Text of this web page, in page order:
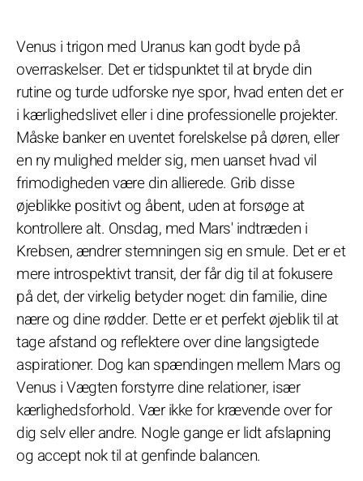
Venus i trigon med Uranus kan godt byde på
overraskelser. Det er tidspunktet til at bryde din
rutine og turde udforske nye spor, hvad enten det er
i kærlighedslivet eller i dine professionelle projekter.
Måske banker en uventet forelskelse på døren, eller
en ny mulighed melder sig, men uanset hvad vil
frimodigheden være din allierede. Grib disse
øjeblikke positivt og åbent, uden at forsøge at
kontrollere alt. Onsdag, med Mars' indtræden i
Krebsen, ændrer stemningen sig en smule. Det er et
mere introspektivt transit, der får dig til at fokusere
på det, der virkelig betyder noget: din familie, dine
nære og dine rødder. Dette er et perfekt øjeblik til at
tage afstand og reflektere over dine langsigtede
aspirationer. Dog kan spændingen mellem Mars og
Venus i Vægten forstyrre dine relationer, især
kærlighedsforhold. Vær ikke for krævende over for
dig selv eller andre. Nogle gange er lidt afslapning
og accept nok til at genfinde balancen.